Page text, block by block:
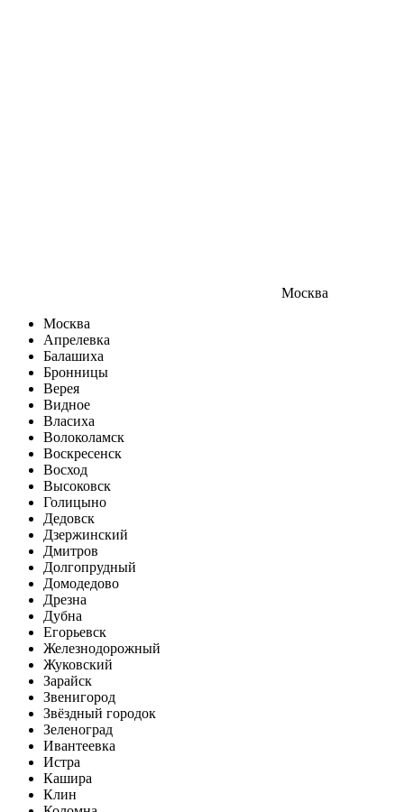
Москва
Москва
Апрелевка
Балашиха
Бронницы
Верея
Видное
Власиха
Волоколамск
Воскресенск
Восход
Высоковск
Голицыно
Дедовск
Дзержинский
Дмитров
Долгопрудный
Домодедово
Дрезна
Дубна
Егорьевск
Железнодорожный
Жуковский
Зарайск
Звенигород
Звёздный городок
Зеленоград
Ивантеевка
Истра
Кашира
Клин